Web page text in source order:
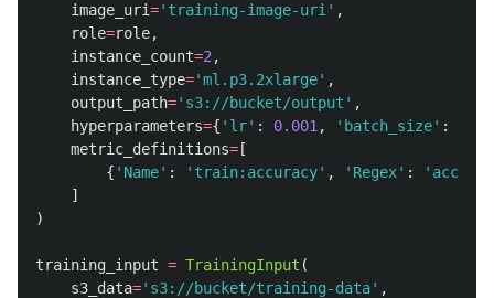
image_uri=' training-image-uri ' ,
role=role,
instance_count=2 ,
instance_type='ml.p3.2xlarge' ,
output_path=' s3://bucket/output ' ,
hyperparameters={ ' lr' : 0.001 , ' batch_size' :
metric_definitions= [
{ ' Name' : ' train:accuracy' , ' Regex' : '
]
)
training_input = TrainingInput (
s3_data=' s3://bucket/training-data' ,